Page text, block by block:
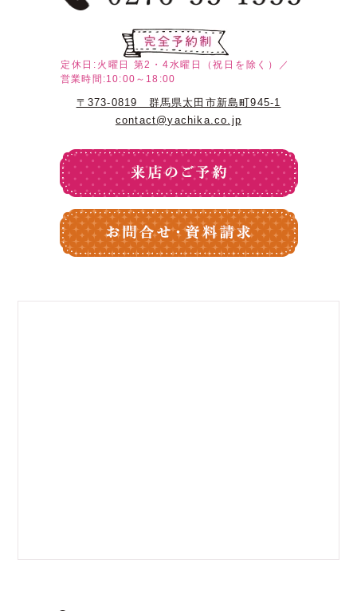
定休日:火曜日
第2・4水曜日（祝日を除く）／
営業時間:10:00～18:00
〒373-0819 群馬県太田市新島町945-1
contact@yachika.co.jp